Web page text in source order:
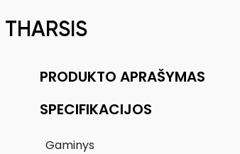
PRODUKTO APRAŠYMAS
SPECIFIKACIJOS
Gaminys